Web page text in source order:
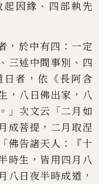
起因緣 、 四部執先
， 於中有四 ： 一定
、 三述中間事別 、 四
日者 ， 依 《長阿含
， 八日佛出家 ， 八
。」 次文云 「二月如
成菩提 ， 二月取涅
「佛告諸天人 ：『十
時生 ， 皆用四月八
八日夜半時成道 ，